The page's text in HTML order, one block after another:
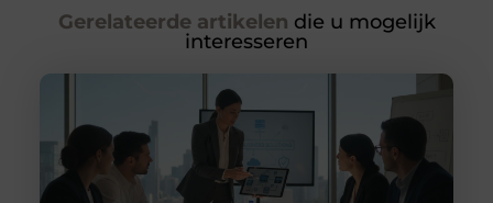
Gerelateerde artikelen die u mogelijk
interesseren